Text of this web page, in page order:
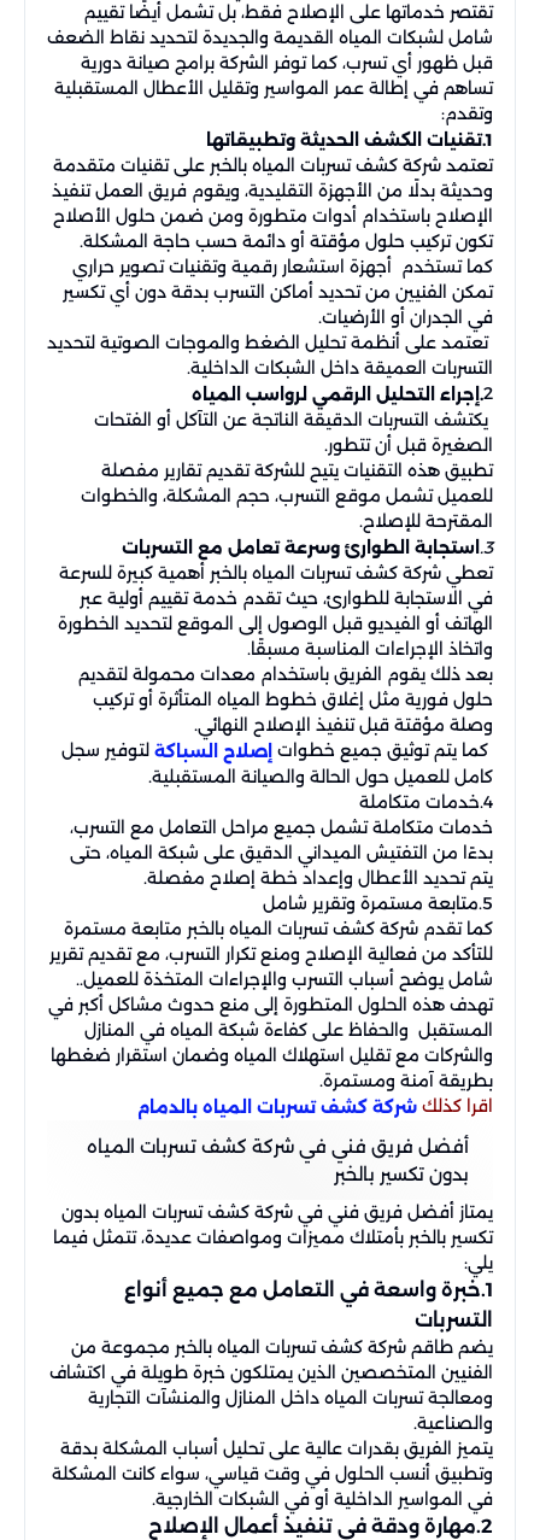
تقتصر خدماتها على الإصلاح فقط، بل تشمل أيضًا تقييم
شامل لشبكات المياه القديمة والجديدة لتحديد نقاط الضعف
قبل ظهور أي تسرب، كما توفر الشركة برامج صيانة دورية
تساهم في إطالة عمر المواسير وتقليل الأعطال المستقبلية
وتقدم:
1.تقنيات الكشف الحديثة وتطبيقاتها
تعتمد شركة كشف تسربات المياه بالخبر على تقنيات متقدمة
وحديثة بدلًا من الأجهزة التقليدية، ويقوم فريق العمل تنفيذ
الإصلاح باستخدام أدوات متطورة ومن ضمن حلول الأصلاح
تكون تركيب حلول مؤقتة أو دائمة حسب حاجة المشكلة.
كما تستخدم أجهزة استشعار رقمية وتقنيات تصوير حراري
تمكن الفنيين من تحديد أماكن التسرب بدقة دون أي تكسير
في الجدران أو الأرضيات.
تعتمد على أنظمة تحليل الضغط والموجات الصوتية لتحديد
التسربات العميقة داخل الشبكات الداخلية.
2.إجراء التحليل الرقمي لرواسب المياه
يكتشف التسربات الدقيقة الناتجة عن التآكل أو الفتحات
الصغيرة قبل أن تتطور.
تطبيق هذه التقنيات يتيح للشركة تقديم تقارير مفصلة
للعميل تشمل موقع التسرب، حجم المشكلة، والخطوات
المقترحة للإصلاح.
3. استجابة الطوارئ وسرعة تعامل مع التسربات
تعطي شركة كشف تسربات المياه بالخبر أهمية كبيرة للسرعة
في الاستجابة للطوارئ، حيث تقدم خدمة تقييم أولية عبر
الهاتف أو الفيديو قبل الوصول إلى الموقع لتحديد الخطورة
واتخاذ الإجراءات المناسبة مسبقًا.
بعد ذلك يقوم الفريق باستخدام معدات محمولة لتقديم
حلول فورية مثل إغلاق خطوط المياه المتأثرة أو تركيب
وصلة مؤقتة قبل تنفيذ الإصلاح النهائي.
كما يتم توثيق جميع خطوات إصلاح السباكة لتوفير سجل
كامل للعميل حول الحالة والصيانة المستقبلية.
4.خدمات متكاملة
خدمات متكاملة تشمل جميع مراحل التعامل مع التسرب،
بدءًا من التفتيش الميداني الدقيق على شبكة المياه، حتى
يتم تحديد الأعطال وإعداد خطة إصلاح مفصلة.
5.متابعة مستمرة وتقرير شامل
كما تقدم شركة كشف تسربات المياه بالخبر متابعة مستمرة
للتأكد من فعالية الإصلاح ومنع تكرار التسرب، مع تقديم تقرير
شامل يوضح أسباب التسرب والإجراءات المتخذة للعميل..
تهدف هذه الحلول المتطورة إلى منع حدوث مشاكل أكبر في
المستقبل والحفاظ على كفاءة شبكة المياه في المنازل
والشركات مع تقليل استهلاك المياه وضمان استقرار ضغطها
بطريقة آمنة ومستمرة.
اقرا كذلك شركة كشف تسربات المياه بالدمام
أفضل فريق فني في شركة كشف تسربات المياه
بدون تكسير بالخبر
يمتاز أفضل فريق فني في شركة كشف تسربات المياه بدون
تكسير بالخبر بأمتلاك مميزات ومواصفات عديدة، تتمثل فيما
يلي:
1.خبرة واسعة في التعامل مع جميع أنواع
التسربات
يضم طاقم شركة كشف تسربات المياه بالخبر مجموعة من
الفنيين المتخصصين الذين يمتلكون خبرة طويلة في اكتشاف
ومعالجة تسربات المياه داخل المنازل والمنشآت التجارية
والصناعية.
يتميز الفريق بقدرات عالية على تحليل أسباب المشكلة بدقة
وتطبيق أنسب الحلول في وقت قياسي، سواء كانت المشكلة
في المواسير الداخلية أو في الشبكات الخارجية.
2.مهارة ودقة في تنفيذ أعمال الإصلاح